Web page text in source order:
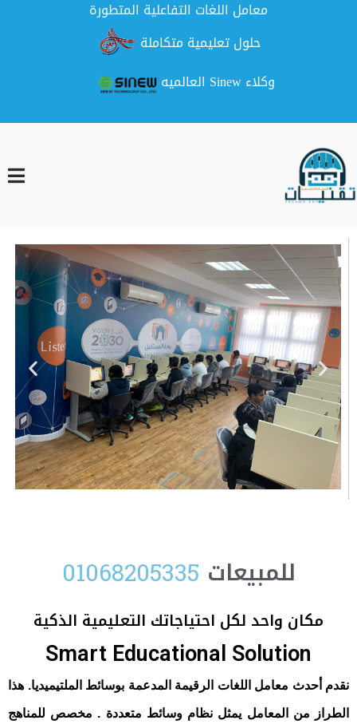
معامل اللغات التفاعلية المتطورة
حلول تعليمية متكاملة
وكلاء Sinew العالميه
للمبيعات 01068205335
مكان واحد لكل احتياجاتك التعليمية الذكية
Smart Educational Solution
نقدم أحدث معامل اللغات الرقيمة المدعمة بوسائط الملتيميديا. هذا
الطراز من المعامل يمثل نظام وسائط متعددة . مخصص للمناهج